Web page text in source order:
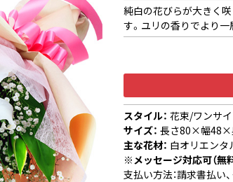
純白の花びらが大きく
す。ユリの香りでより一
スタイル： 花束/ワンサ
サイズ： 長さ80×幅48×
主な花材： 白オリエンタ
※メッセージ対応可（無
支払い方法：請求書払い